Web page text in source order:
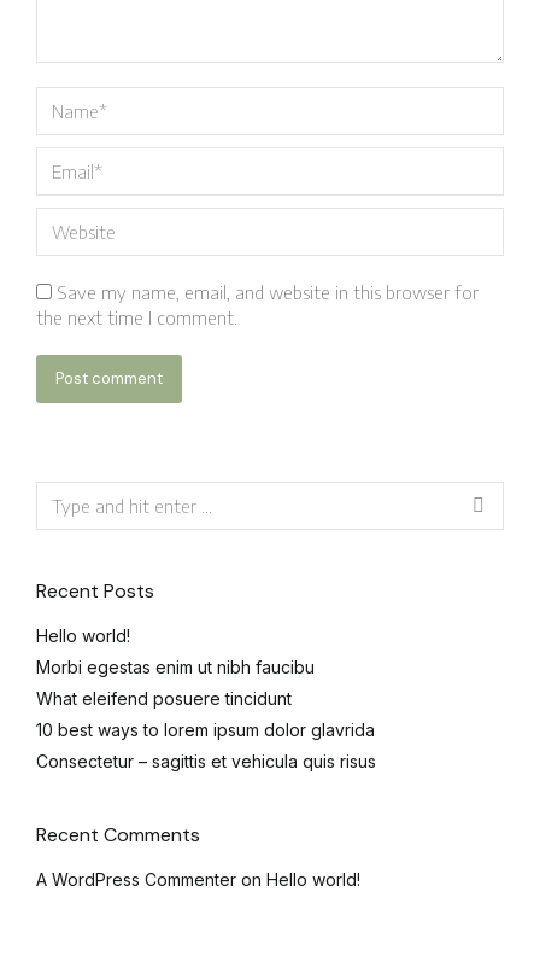
Website
Save my name, email, and website in this browser for
the next time I comment.
Post comment
Recent Posts
Hello world!
Morbi egestas enim ut nibh faucibu
What eleifend posuere tincidunt
10 best ways to lorem ipsum dolor glavrida
Consectetur – sagittis et vehicula quis risus
Recent Comments
A WordPress Commenter on Hello world!